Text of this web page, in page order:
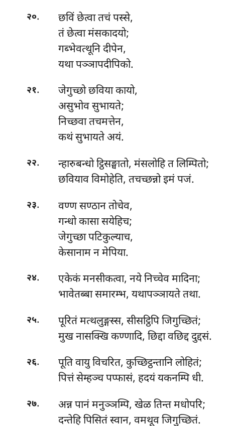
२०. छविंछेत्वा तचं पस्से,
तं छेत्वा मंसकादयो;
गब्भेवत्थूनि दीपेन,
यथा पञ्ञापदीपिको.
२१.
जेगुच्छो छविया कायो,
असुभोव सुभायते;
निच्छवा तचमत्तेन,
कथं सुभायते अयं.
२२. न्हारुबन्धोट्ठिसङ्घातो, मंसलोहि त लिम्पितो;
छवियाव विमोहेति, तचच्छन्नो इमं पजं.
२३.
वण्ण सण्ठान तोचेव,
गन्धो कासा सयेहिच;
जेगुच्छा पटिकुल्याच,
केसानाम न मेपिया.
२४. एकेकंमनसीकत्वा, नये निच्चेव मादिना;
भावेतब्बा समारम्भ, यथापञ्ञायते तथा.
२५.
पूरितं मत्थलुङ्गस्स, सीसट्ठिपि जिगुच्छितं;
मुख नासक्खि कण्णादि, छिद्दा वछिद्द दुद्दसं.
२६. पूतिवायु विचरित, कुच्छिट्ठन्तानि लोहितं;
पित्तं सेम्हञ्च पप्फासं, हदयं यकनम्पि धी.
२७.
अन्न पानं मनुञ्ञम्पि, खेळ तिन्त मधोपरि;
दन्तेहि पिसितं स्वान, वमथूव जिगुच्छितं.